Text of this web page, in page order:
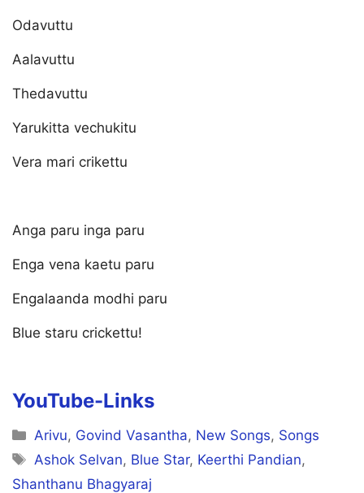
Odavuttu
Aalavuttu
Thedavuttu
Yarukitta vechukitu
Vera mari crikettu
Anga paru inga paru
Enga vena kaetu paru
Engalaanda modhi paru
Blue staru crickettu!
YouTube-Links
Categories
Arivu, Govind Vasantha, New Songs, Songs
Tags
Ashok Selvan, Blue Star, Keerthi Pandian,
Shanthanu Bhagyaraj